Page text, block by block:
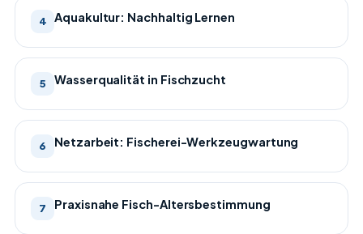
4 Aquakultur: Nachhaltig Lernen
5 Wasserqualität in Fischzucht
6 Netzarbeit: Fischerei-Werkzeugwartung
7 Praxisnahe Fisch-Altersbestimmung